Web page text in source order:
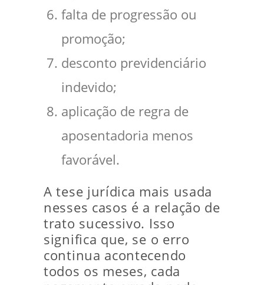
falta de progressão ou
promoção;
desconto previdenciário
indevido;
aplicação de regra de
aposentadoria menos
favorável.
A tese jurídica mais usada
nesses casos é a relação de
trato sucessivo. Isso
significa que, se o erro
continua acontecendo
todos os meses, cada